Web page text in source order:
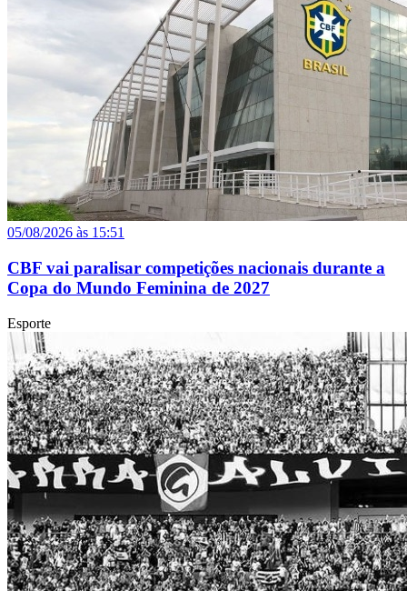
05/08/2026 às 15:51
CBF vai paralisar competições nacionais durante a
Copa do Mundo Feminina de 2027
Esporte